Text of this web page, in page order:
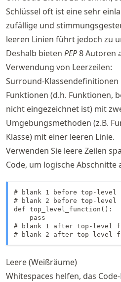
Schlüssel oft ist eine sehr
zufällige und
leeren Linien führt jedoch zu
Deshalb bieten PEP8 Autoren
Verwendung von Leerzeilen:
Surround-Klassendefinitionen
Funktionen (d.h. Funktionen,
nicht eingezeichnet ist) mit
Umgebungsmethoden (z.B.
Klasse) mit einer leeren Linie.
Verwenden Sie leere Zeilen
Code, um logische Abschnitte
# blank 1 before top-level
# blank 2 before top-level
def top_level_function():
    pass
# blank 1 after top-level
# blank 2 after top-level
Leere (Weißräume)
Whitespaces helfen, das